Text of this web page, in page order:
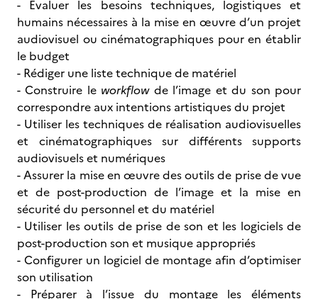
- Evaluer les besoins techniques, logistiques et
humains nécessaires à la mise en œuvre d’un projet
audiovisuel ou cinématographiques pour en établir
le budget
- Rédiger une liste technique de matériel
- Construire le workflowde l’image et du son pour
correspondre aux intentions artistiques du projet
- Utiliser les techniques de réalisation audiovisuelles
et cinématographiques sur différents supports
audiovisuels et numériques
- Assurer la mise en œuvre des outils de prise de vue
et de post-production de l’image et la mise en
sécurité du personnel et du matériel
- Utiliser les outils de prise de son et les logiciels de
post-production son et musique appropriés
- Configurer un logiciel de montage afin d’optimiser
son utilisation
- Préparer à l’issue du montage les éléments